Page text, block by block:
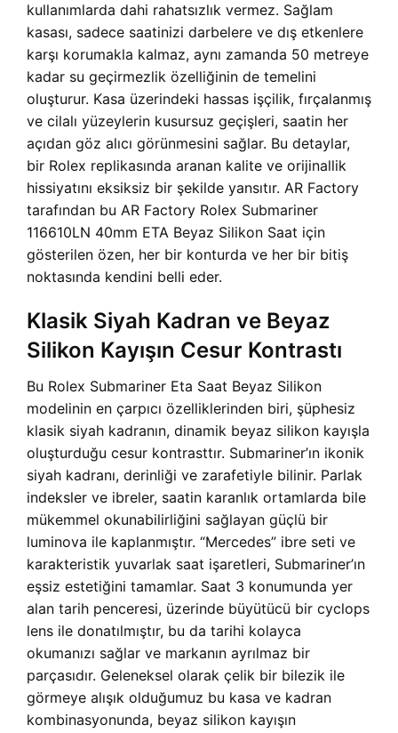
kullanımlarda dahi rahatsızlık vermez. Sağlam
kasası, sadece saatinizi darbelere ve dış etkenlere
karşı korumakla kalmaz, aynı zamanda 50 metreye
kadar su geçirmezlik özelliğinin de temelini
oluşturur. Kasa üzerindeki hassas işçilik, fırçalanmış
ve cilalı yüzeylerin kusursuz geçişleri, saatin her
açıdan göz alıcı görünmesini sağlar. Bu detaylar,
bir Rolex replikasında aranan kalite ve orijinallik
hissiyatını eksiksiz bir şekilde yansıtır. AR Factory
tarafından bu AR Factory Rolex Submariner
116610LN 40mm ETA Beyaz Silikon Saat için
gösterilen özen, her bir konturda ve her bir bitiş
noktasında kendini belli eder.
Klasik Siyah Kadran ve Beyaz
Silikon Kayışın Cesur Kontrastı
Bu Rolex Submariner Eta Saat Beyaz Silikon
modelinin en çarpıcı özelliklerinden biri, şüphesiz
klasik siyah kadranın, dinamik beyaz silikon kayışla
oluşturduğu cesur kontrasttır. Submariner’ın ikonik
siyah kadranı, derinliği ve zarafetiyle bilinir. Parlak
indeksler ve ibreler, saatin karanlık ortamlarda bile
mükemmel okunabilirliğini sağlayan güçlü bir
luminova ile kaplanmıştır. “Mercedes” ibre seti ve
karakteristik yuvarlak saat işaretleri, Submariner’ın
eşsiz estetiğini tamamlar. Saat 3 konumunda yer
alan tarih penceresi, üzerinde büyütücü bir cyclops
lens ile donatılmıştır, bu da tarihi kolayca
okumanızı sağlar ve markanın ayrılmaz bir
parçasıdır. Geleneksel olarak çelik bir bilezik ile
görmeye alışık olduğumuz bu kasa ve kadran
kombinasyonunda, beyaz silikon kayışın